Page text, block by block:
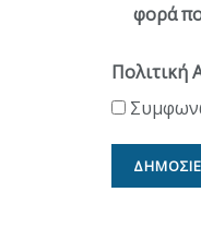
φορά
Πολιτική